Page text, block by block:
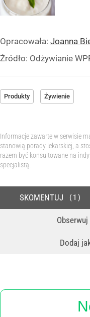
Opracowała: Joanna
Źródło: Odżywianie
Produkty Żywienie
Informacje zawarte w serwisie
stanowią porady lekarskiej, a
razem być konsultowane na
specjalistą.
Obserwuj
Dodaj
SKOMENTUJ 1